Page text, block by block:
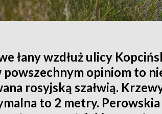
łany wzdłuż ulicy
opiniom to
rosyjską szałwią.
to 2 metry.